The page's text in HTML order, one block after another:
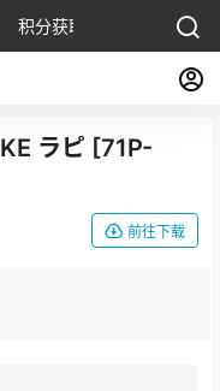
积分获取
ラピ [71P-
前往下载